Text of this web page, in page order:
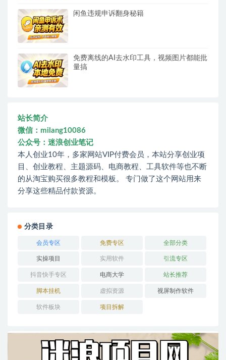
闲鱼违规申诉翻身秘籍
免费离线的AI去水印工具，视频图片都能批
量搞
站长简介
微信：milang10086
公众号：迷浪创业笔记
本人创业10年，多家网站VIP付费会员，本站分享创业项
目、创业教程、主题源码、电商教程、工具软件等也不断
的从淘宝购买很多教程和模板。 专门做了这个网站用来
分享这些精品付款资源。
分类目录
会员专区 免费专区 全部分类
实操项目 实用软件 引流专区
抖音快手专区 电商大学 站长推荐
脚本挂机 虚拟资源 视屏制作软件
软件板块 项目拆解